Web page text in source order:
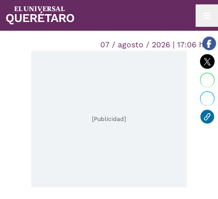
07 / agosto / 2026 | 17:06 hrs.
[Publicidad]